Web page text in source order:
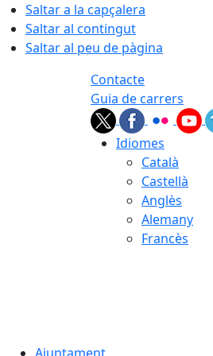
Saltar a la capçalera
Saltar al contingut
Saltar al peu de pàgina
Contacte
Guia de carrers
Idiomes
Català
Castellà
Anglès
Alemany
Francès